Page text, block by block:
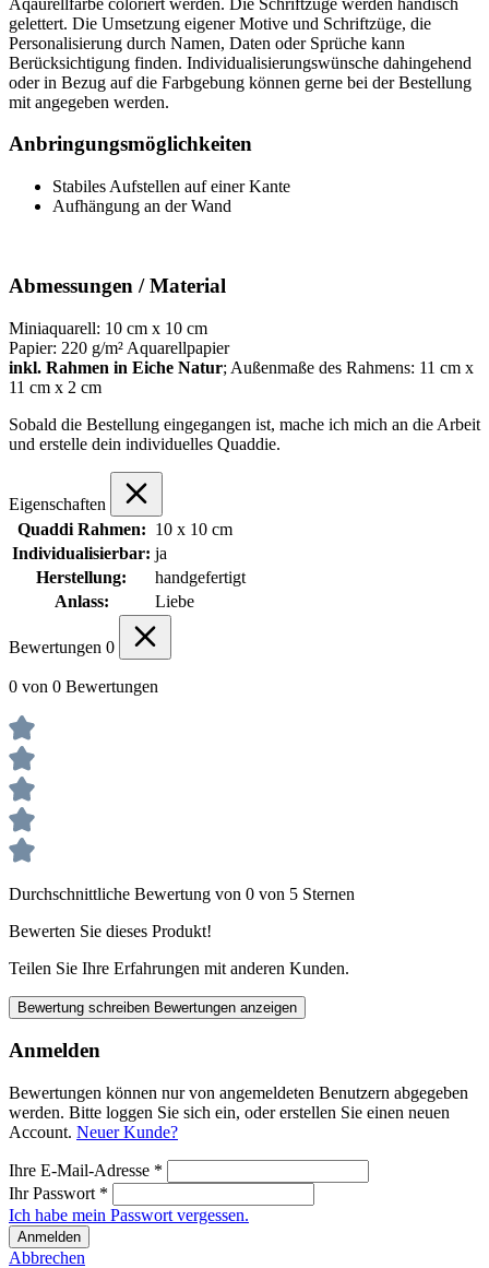
gelettert. Die Umsetzung eigener Motive und Schriftzüge, die
Personalisierung durch Namen, Daten oder Sprüche kann
Berücksichtigung finden. Individualisierungswünsche dahingehend
oder in Bezug auf die Farbgebung können gerne bei der Bestellung
mit angegeben werden.
Anbringungsmöglichkeiten
Stabiles Aufstellen auf einer Kante
Aufhängung an der Wand
Abmessungen / Material
Miniaquarell: 10 cm x 10 cm
Papier: 220 g/m² Aquarellpapier
inkl. Rahmen in Eiche Natur; Außenmaße des Rahmens: 11 cm x
11 cm x 2 cm
Sobald die Bestellung eingegangen ist, mache ich mich an die Arbeit
und erstelle dein individuelles Quaddie.
Eigenschaften
Quaddi Rahmen: 10 x 10 cm
Individualisierbar: ja
Herstellung:
handgefertigt
Anlass:
Liebe
Bewertungen 0
0 von 0 Bewertungen
Durchschnittliche Bewertung von 0 von 5 Sternen
Bewerten Sie dieses Produkt!
Teilen Sie Ihre Erfahrungen mit anderen Kunden.
Bewertung schreiben Bewertungen anzeigen
Anmelden
Bewertungen können nur von angemeldeten Benutzern abgegeben
werden. Bitte loggen Sie sich ein, oder erstellen Sie einen neuen
Account. Neuer Kunde?
Ihre E-Mail-Adresse *
Ihr Passwort *
Ich habe mein Passwort vergessen.
Anmelden
Abbrechen